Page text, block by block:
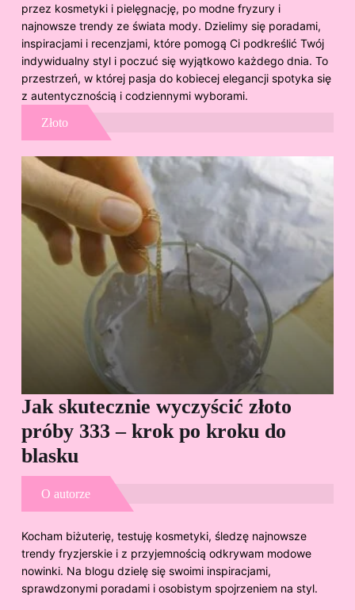
przez kosmetyki i pielęgnację, po modne fryzury i
najnowsze trendy ze świata mody. Dzielimy się poradami,
inspiracjami i recenzjami, które pomogą Ci podkreślić Twój
indywidualny styl i poczuć się wyjątkowo każdego dnia. To
przestrzeń, w której pasja do kobiecej elegancji spotyka się
z autentycznością i codziennymi wyborami.
Złoto
Jak skutecznie wyczyścić złoto
próby 333 – krok po kroku do
blasku
O autorze
Kocham biżuterię, testuję kosmetyki, śledzę najnowsze
trendy fryzjerskie i z przyjemnością odkrywam modowe
nowinki. Na blogu dzielę się swoimi inspiracjami,
sprawdzonymi poradami i osobistym spojrzeniem na styl.